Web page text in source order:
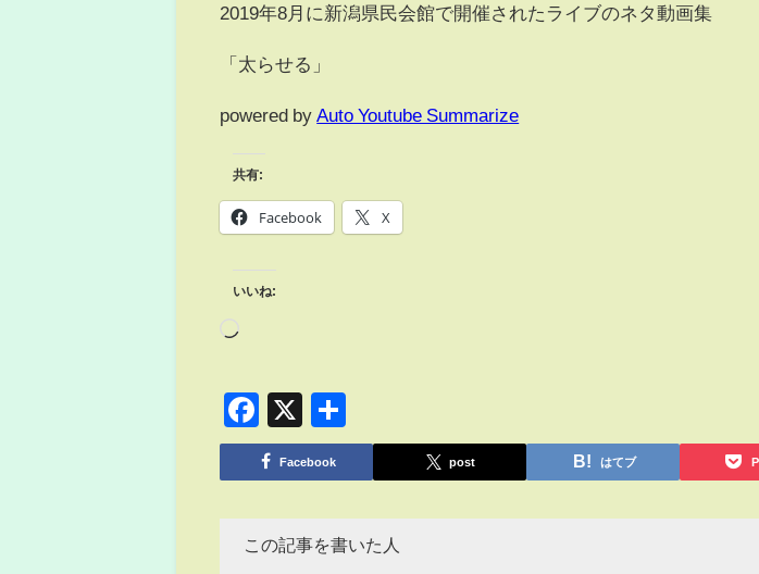
2019年8月に新潟県民会館で開催されたライブのネタ動画集
「太らせる」
powered by Auto Youtube Summarize
共有:
Facebook X
いいね:
Facebook
X
有
Facebook post はてブ
この記事を書いた人